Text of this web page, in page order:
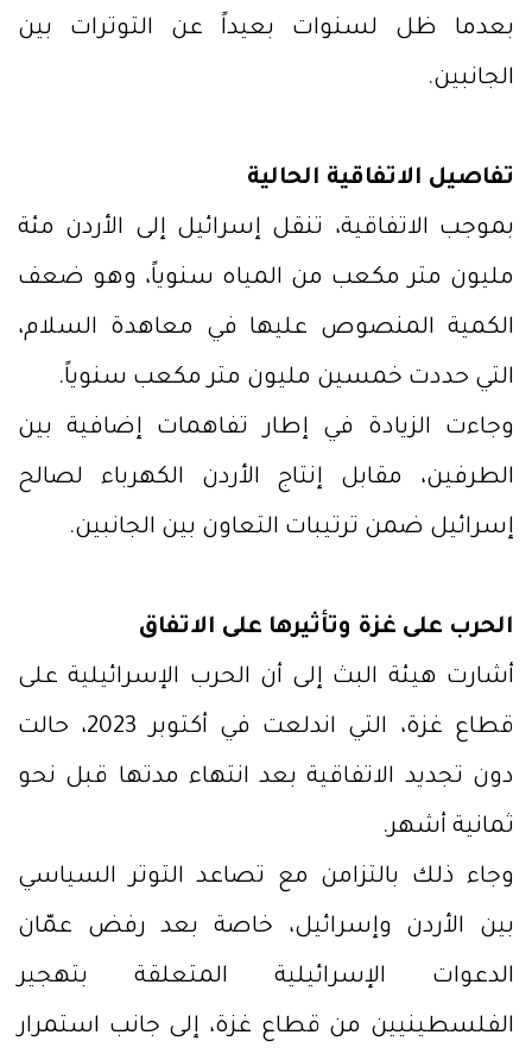
بعدما ظل لسنوات بعيداً عن التوترات بين
الجانبين.
تفاصيل الاتفاقية الحالية
بموجب الاتفاقية، تنقل إسرائيل إلى الأردن مئة
مليون متر مكعب من المياه سنوياً، وهو ضعف
الكمية المنصوص عليها في معاهدة السلام،
التي حددت خمسين مليون متر مكعب سنوياً.
وجاءت الزيادة في إطار تفاهمات إضافية بين
الطرفين، مقابل إنتاج الأردن الكهرباء لصالح
إسرائيل ضمن ترتيبات التعاون بين الجانبين.
الحرب على غزة وتأثيرها على الاتفاق
أشارت هيئة البث إلى أن الحرب الإسرائيلية على
قطاع غزة، التي اندلعت في أكتوبر 2023، حالت
دون تجديد الاتفاقية بعد انتهاء مدتها قبل نحو
ثمانية أشهر.
وجاء ذلك بالتزامن مع تصاعد التوتر السياسي
بين الأردن وإسرائيل، خاصة بعد رفض عمّان
الدعوات الإسرائيلية المتعلقة بتهجير
الفلسطينيين من قطاع غزة، إلى جانب استمرار